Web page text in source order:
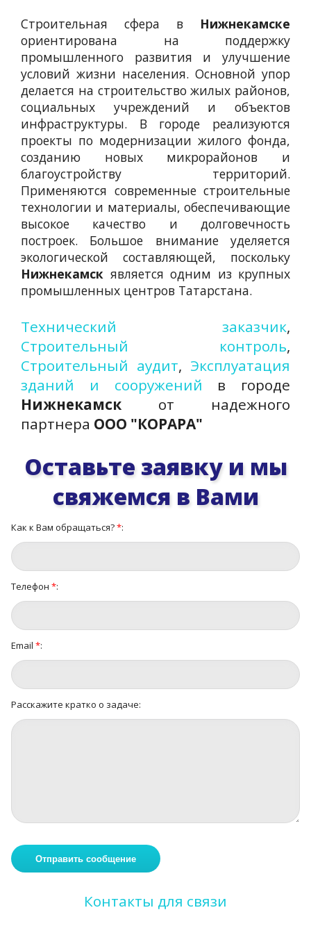
Строительная сфера в Нижнекамске
ориентирована на поддержку
промышленного развития и улучшение
условий жизни населения. Основной упор
делается на строительство жилых районов,
социальных учреждений и объектов
инфраструктуры. В городе реализуются
проекты по модернизации жилого фонда,
созданию новых микрорайонов и
благоустройству территорий.
Применяются современные строительные
технологии и материалы, обеспечивающие
высокое качество и долговечность
построек. Большое внимание уделяется
экологической составляющей, поскольку
Нижнекамск является одним из крупных
промышленных центров Татарстана.
Технический заказчик,
Строительный контроль,
Строительный аудит, Эксплуатация
зданий и сооружений в городе
Нижнекамск от надежного
партнера ООО "КОРАРА"
Оставьте заявку и мы
свяжемся в Вами
Как к Вам обращаться?*:
Телефон *:
Email *:
Расскажите кратко о задаче:
Контакты для связи